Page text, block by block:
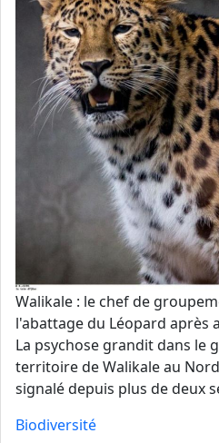
Walikale : le chef de
l'abattage du Léopard après
La psychose grandit dans le
territoire de Walikale au
signalé depuis plus de deux
Biodiversité